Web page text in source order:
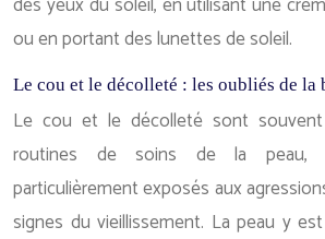
ou en portant des lunettes de soleil.
Le cou et le décolleté : les oubliés de la
Le cou et le décolleté sont
routines de soins de la peau,
particulièrement exposés aux
signes du vieillissement. La peau y